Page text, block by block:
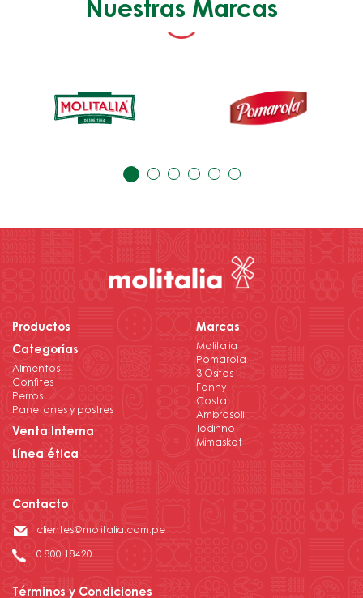
Nuestras Marcas
Productos
Categorías
Alimentos
Confites
Perros
Panetones y postres
Venta Interna
Línea ética
Marcas
Molitalia
Pomarola
3 Ositos
Fanny
Costa
Ambrosoli
Todinno
Mimaskot
Contacto
clientes@molitalia.com.pe
0 800 18420
Términos y Condiciones